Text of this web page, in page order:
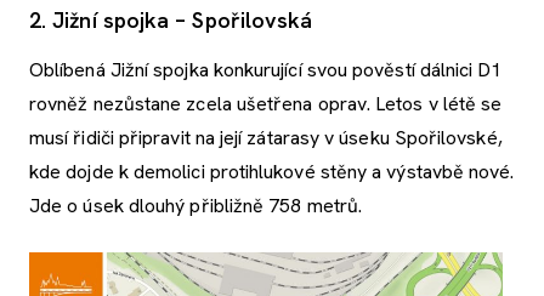
2. Jižní spojka – Spořilovská
Oblíbená Jižní spojka konkurující svou pověstí dálnici D1
rovněž nezůstane zcela ušetřena oprav. Letos v létě se
musí řidiči připravit na její zátarasy v úseku Spořilovské,
kde dojde k demolici protihlukové stěny a výstavbě nové.
Jde o úsek dlouhý přibližně 758 metrů.